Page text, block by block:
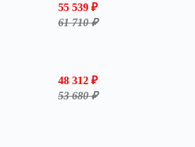
55 539 ₽
61 710 ₽
48 312 ₽
53 680 ₽